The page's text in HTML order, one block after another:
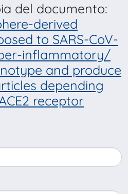
del documento:
derived
to SARS-CoV-
inflammatory/
and produce
depending
receptor